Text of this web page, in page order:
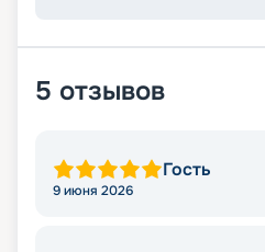
5 отзывов
Гость
9 июня 2026